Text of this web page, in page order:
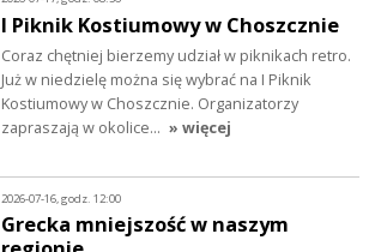
I Piknik Kostiumowy w Choszcznie
Coraz chętniej bierzemy udział w piknikach retro.
Już w niedzielę można się wybrać na I Piknik
Kostiumowy w Choszcznie. Organizatorzy
zapraszają w okolice… » więcej
2026-07-16, godz. 12:00
Grecka mniejszość w naszym